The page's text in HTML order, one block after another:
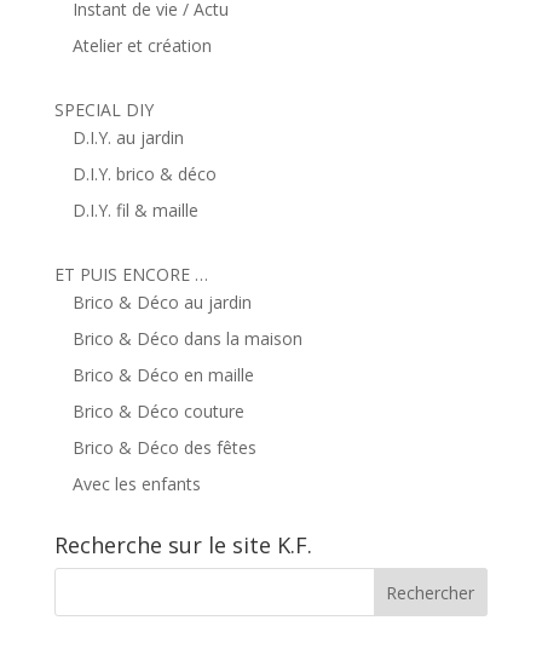
Instant de vie / Actu
Atelier et création
SPECIAL DIY
D.I.Y. au jardin
D.I.Y. brico & déco
D.I.Y. fil & maille
ET PUIS ENCORE …
Brico & Déco au jardin
Brico & Déco dans la maison
Brico & Déco en maille
Brico & Déco couture
Brico & Déco des fêtes
Avec les enfants
Recherche sur le site K.F.